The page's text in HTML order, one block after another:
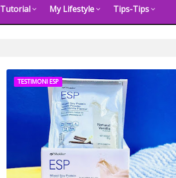
Tutorial My Lifestyle Tips-Tips
TESTIMONI ESP